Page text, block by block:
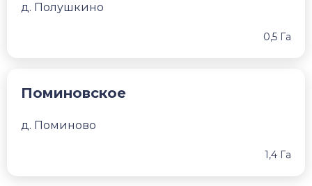
д. Полушкино
0,5 Га
Поминовское
д. Поминово
1,4 Га